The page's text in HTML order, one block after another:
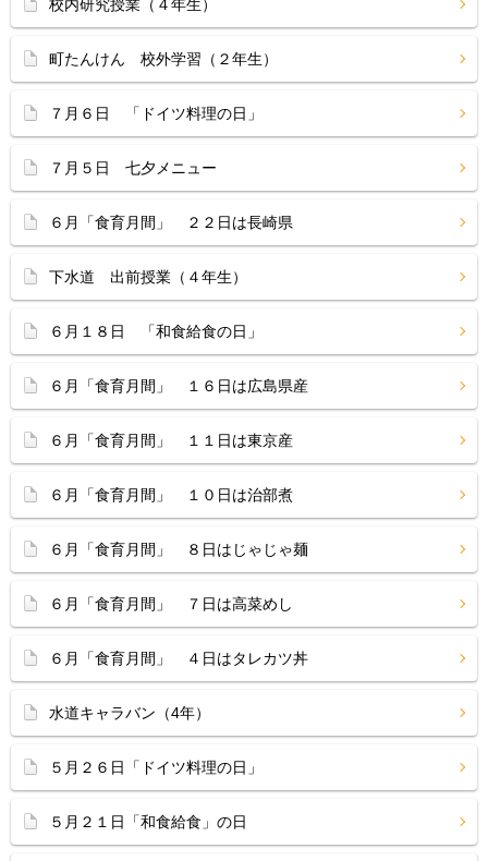
校内研究授業（４年生）
町たんけん 校外学習（２年生）
７月６日 「ドイツ料理の日」
７月５日 七夕メニュー
６月「食育月間」 ２２日は長崎県
下水道 出前授業（４年生）
６月１８日 「和食給食の日」
６月「食育月間」 １６日は広島県産
６月「食育月間」 １１日は東京産
６月「食育月間」 １０日は治部煮
６月「食育月間」 ８日はじゃじゃ麺
６月「食育月間」 ７日は高菜めし
６月「食育月間」 ４日はタレカツ丼
水道キャラバン（4年）
５月２６日「ドイツ料理の日」
５月２１日「和食給食」の日